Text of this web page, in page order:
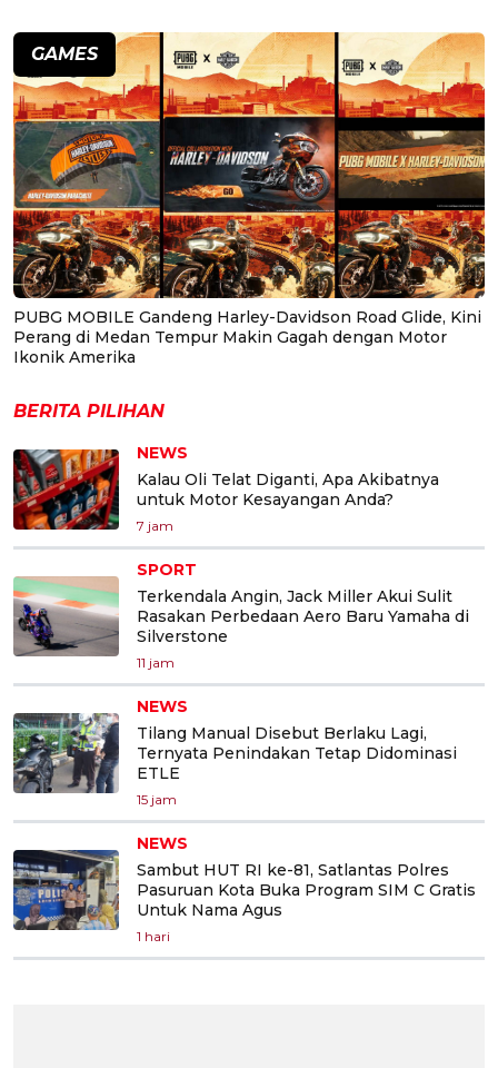
GAMES
PUBG MOBILE Gandeng Harley-Davidson Road Glide, Kini
Perang di Medan Tempur Makin Gagah dengan Motor
Ikonik Amerika
BERITA PILIHAN
NEWS
Kalau Oli Telat Diganti, Apa Akibatnya
untuk Motor Kesayangan Anda?
7 jam
SPORT
Terkendala Angin, Jack Miller Akui Sulit
Rasakan Perbedaan Aero Baru Yamaha di
Silverstone
11 jam
NEWS
Tilang Manual Disebut Berlaku Lagi,
Ternyata Penindakan Tetap Didominasi
ETLE
15 jam
NEWS
Sambut HUT RI ke-81, Satlantas Polres
Pasuruan Kota Buka Program SIM C Gratis
Untuk Nama Agus
1 hari